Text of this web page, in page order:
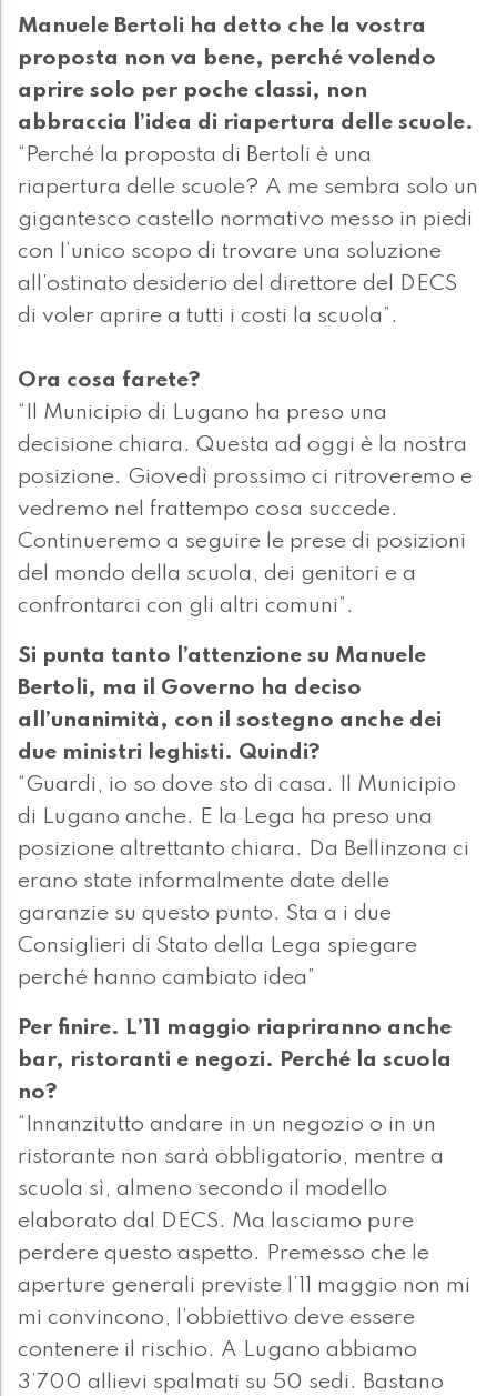
Manuele Bertoli ha detto che la vostra
proposta non va bene, perché volendo
aprire solo per poche classi, non
abbraccia l’idea di riapertura delle scuole.
“Perché la proposta di Bertoli è una
riapertura delle scuole? A me sembra solo un
gigantesco castello normativo messo in piedi
con l’unico scopo di trovare una soluzione
all’ostinato desiderio del direttore del DECS
di voler aprire a tutti i costi la scuola”.
Ora cosa farete?
“Il Municipio di Lugano ha preso una
decisione chiara. Questa ad oggi è la nostra
posizione. Giovedì prossimo ci ritroveremo e
vedremo nel frattempo cosa succede.
Continueremo a seguire le prese di posizioni
del mondo della scuola, dei genitori e a
confrontarci con gli altri comuni”.
Si punta tanto l’attenzione su Manuele
Bertoli, ma il Governo ha deciso
all’unanimità, con il sostegno anche dei
due ministri leghisti. Quindi?
“Guardi, io so dove sto di casa. Il Municipio
di Lugano anche. E la Lega ha preso una
posizione altrettanto chiara. Da Bellinzona ci
erano state informalmente date delle
garanzie su questo punto. Sta a i due
Consiglieri di Stato della Lega spiegare
perché hanno cambiato idea”
Per finire. L’11 maggio riapriranno anche
bar, ristoranti e negozi. Perché la scuola
no?
“Innanzitutto andare in un negozio o in un
ristorante non sarà obbligatorio, mentre a
scuola sì, almeno secondo il modello
elaborato dal DECS. Ma lasciamo pure
perdere questo aspetto. Premesso che le
aperture generali previste l’11 maggio non mi
mi convincono, l’obbiettivo deve essere
contenere il rischio. A Lugano abbiamo
3’700 allievi spalmati su 50 sedi. Bastano